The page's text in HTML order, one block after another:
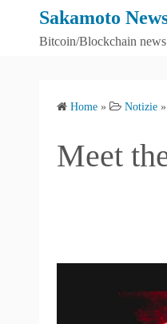
Sakamoto
Bitcoin/Blockchain
Home » Notizie »
Meet